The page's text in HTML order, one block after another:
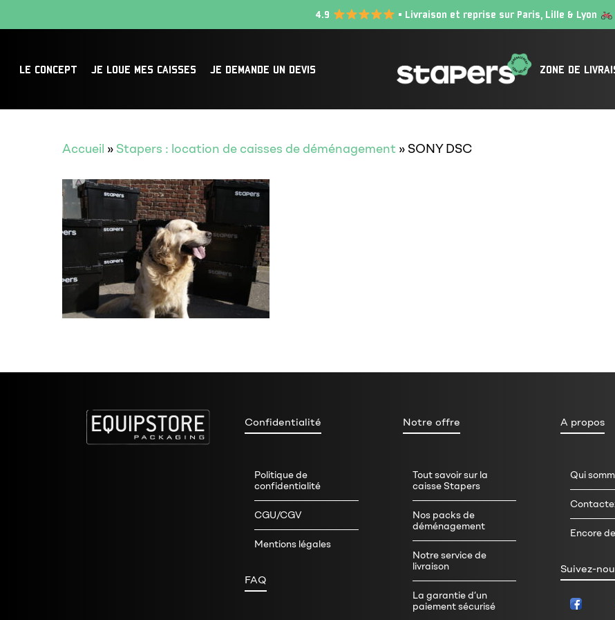
4.9 • Livraison et reprise sur Paris, Lille & Lyon
LE CONCEPT JE LOUE MES CAISSES JE DEMANDE UN DEVIS ZONE DE
Accueil » Stapers : location de caisses de déménagement » SONY DSC
Confidentialité
Politique de
confidentialité
CGU/CGV
Mentions légales
FAQ
Notre offre
Tout savoir sur la
caisse Stapers
Nos packs de
déménagement
Notre service de
livraison
La garantie d’un
paiement sécurisé
A propos
Qui
Encore
Suivez-